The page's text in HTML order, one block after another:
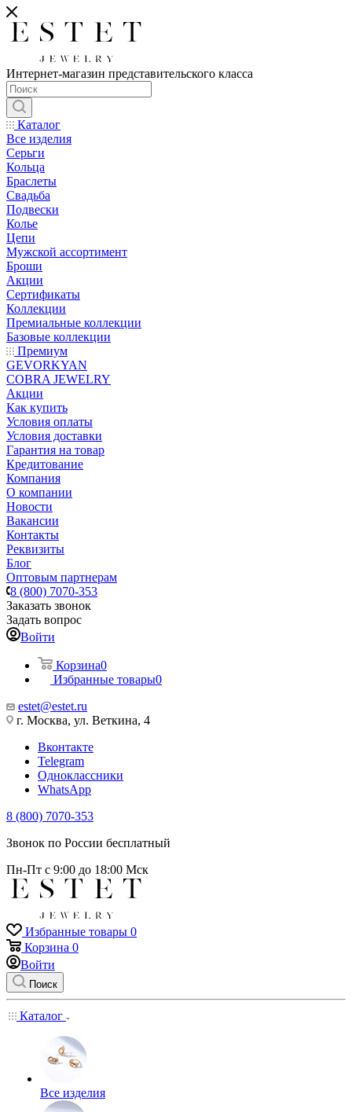
Интернет-магазин представительского класса
Каталог
Все изделия
Серьги
Кольца
Браслеты
Свадьба
Подвески
Колье
Цепи
Мужской ассортимент
Броши
Акции
Сертификаты
Коллекции
Премиальные коллекции
Базовые коллекции
Премиум
GEVORKYAN
COBRA JEWELRY
Акции
Как купить
Условия оплаты
Условия доставки
Гарантия на товар
Кредитование
Компания
О компании
Новости
Вакансии
Контакты
Реквизиты
Блог
Оптовым партнерам
8 (800) 7070-353
Заказать звонок
Задать вопрос
Войти
Корзина0
Избранные товары0
estet@estet.ru
г. Москва, ул. Веткина, 4
Вконтакте
Telegram
Одноклассники
WhatsApp
8 (800) 7070-353
Звонок по России бесплатный
Пн-Пт с 9:00 до 18:00 Мск
Избранные товары 0
Корзина 0
Войти
Поиск
Каталог
Все изделия